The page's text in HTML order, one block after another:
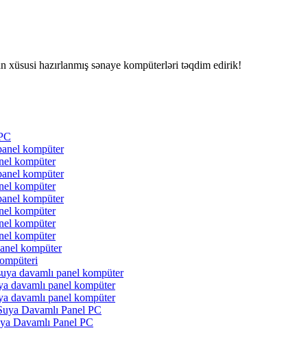
hazırlanmış sənaye kompüterləri təqdim edirik!
kompüter
kompüter
kompüter
kompüter
kompüter
kompüter
kompüter
kompüter
kompüter
davamlı panel kompüter
davamlı panel kompüter
davamlı panel kompüter
Davamlı Panel PC
Davamlı Panel PC